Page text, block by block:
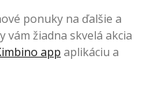
ponuky na ďalšie a
vám žiadna skvelá akcia
app aplikáciu a